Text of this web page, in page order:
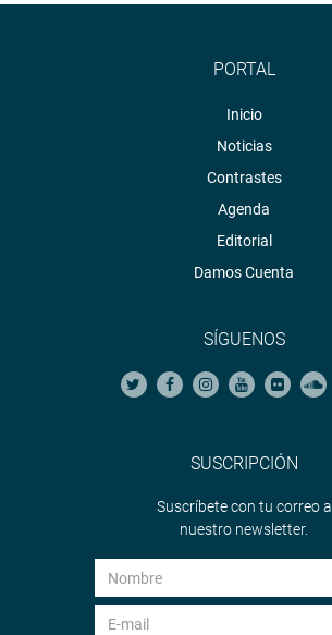
PORTAL
Inicio
Noticias
Contrastes
Agenda
Editorial
Damos Cuenta
SÍGUENOS
SUSCRIPCIÓN
Suscríbete con tu correo a
nuestro newsletter.